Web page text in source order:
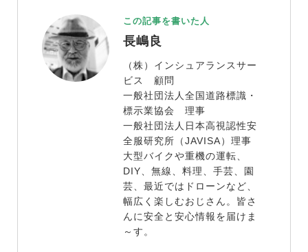
この記事を書いた人
長嶋良
（株）インシュアランスサー
ビス 顧問
一般社団法人全国道路標識・
標示業協会 理事
一般社団法人日本高視認性安
全服研究所（JAVISA）理事
大型バイクや重機の運転、
DIY、無線、料理、手芸、園
芸、最近ではドローンなど、
幅広く楽しむおじさん。皆さ
んに安全と安心情報を届けま
～す。